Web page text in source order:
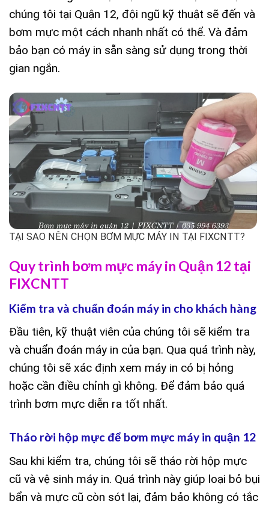
chúng tôi tại Quận 12, đội ngũ kỹ thuật sẽ đến và
bơm mực một cách nhanh nhất có thể. Và đảm
bảo bạn có máy in sẵn sàng sử dụng trong thời
gian ngắn.
TẠI SAO NÊN CHỌN BƠM MỰC MÁY IN TẠI FIXCNTT?
Quy trình bơm mực máy in Quận 12 tại
FIXCNTT
Kiểm tra và chuẩn đoán máy in cho khách hàng
Đầu tiên, kỹ thuật viên của chúng tôi sẽ kiểm tra
và chuẩn đoán máy in của bạn. Qua quá trình này,
chúng tôi sẽ xác định xem máy in có bị hỏng
hoặc cần điều chỉnh gì không. Để đảm bảo quá
trình bơm mực diễn ra tốt nhất.
Tháo rời hộp mực để bơm mực máy in quận 12
Sau khi kiểm tra, chúng tôi sẽ tháo rời hộp mực
cũ và vệ sinh máy in. Quá trình này giúp loại bỏ bụi
bẩn và mực cũ còn sót lại, đảm bảo không có tắc